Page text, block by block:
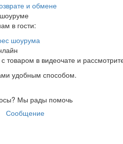
и обмене
в гости:
шоурума
товаром в видеочате и
удобным способом.
Мы рады помочь
Сообщение